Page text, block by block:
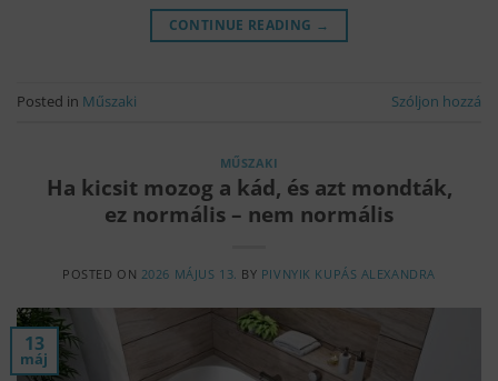
CONTINUE READING →
Posted in Műszaki Szóljon hozzá
MŰSZAKI
Ha kicsit mozog a kád, és azt mondták,
ez normális – nem normális
POSTED ON 2026 MÁJUS 13. BY PIVNYIK KUPÁS ALEXANDRA
13
máj